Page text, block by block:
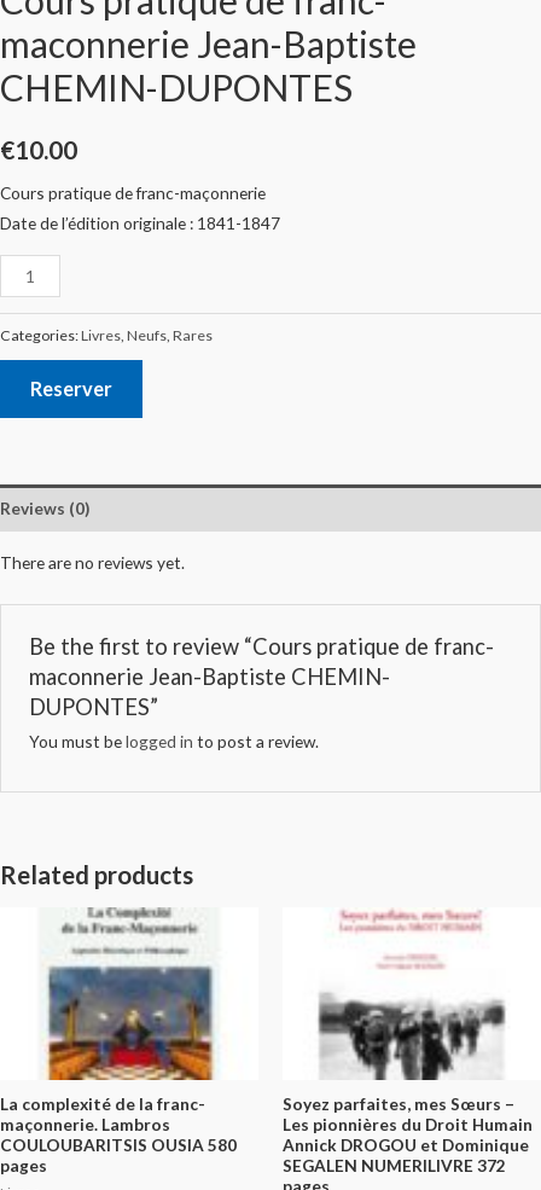
maconnerie Jean-Baptiste
CHEMIN-DUPONTES
€10.00
Cours pratique de franc-maçonnerie
Date de l’édition originale : 1841-1847
Categories:Livres Neufs Rares
Reserver
Reviews (0)
There are no reviews yet.
Be the first to review “Cours pratique de franc-
maconnerie Jean-Baptiste CHEMIN-
DUPONTES”
You must belogged in to post a review.
Related products
La complexité de la franc-
maçonnerie. Lambros
COULOUBARITSIS OUSIA 580
pages
Soyez parfaites, mes Sœurs –
Les pionnières du Droit Humain
Annick DROGOU et Dominique
SEGALEN NUMERILIVRE 372